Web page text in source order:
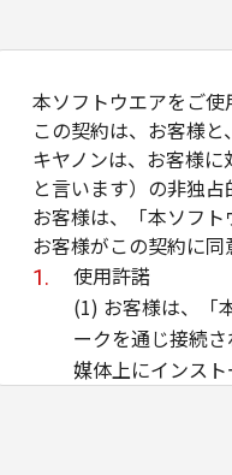
本ソフトウエアをご使
この契約は、お客様
キヤノンは、お客様
と言います）の非独
お客様は、「本ソフト
お客様がこの契約に
使用許諾
(1) お客様は、「
ークを通じ接続
媒体上にインス